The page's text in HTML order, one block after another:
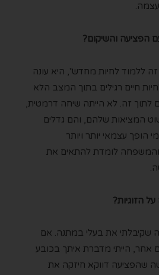
הפציעה והשיקום?
ללמוד לחיות מחדש", היא עונה
חיים רגילים בתוך המצב הלא
לתוך זה. לא הייתה שיחה דרמטית,
המציאות שלהם, והם גדלים
הופך עצמאי יותר ויותר
והמשפחה לומדת להתאים את
הזוגיות?
שקיבלתי את בעלי במתנה. אם
אחר, הייתי מדברת איתך בכובע
שהפציעה דווקא חיזקה את